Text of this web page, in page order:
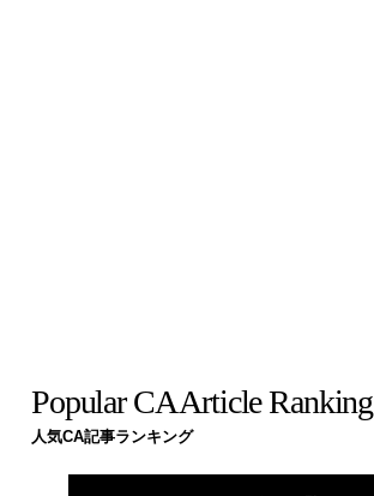
Popular CA Article Ranking
人気CA記事ランキング